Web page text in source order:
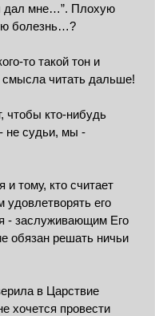
дал мне…”. Плохую
болезнь…?
то такой тон и
смысла читать дальше!
чтобы кто-нибудь
не судьи, мы -
и тому, кто считает
удовлетворять его
- заслуживающим Его
обязан решать ничьи
в Царствие
хочется провести